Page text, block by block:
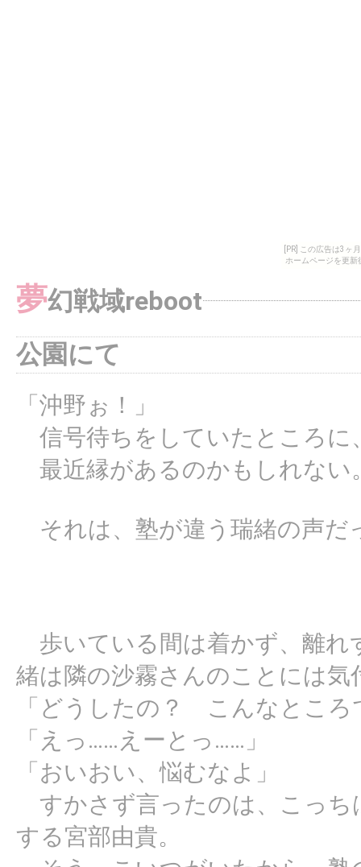
[PR] この広告は3ヶ
ホームページを更
夢幻戦域reboot
公園にて
「沖野ぉ！」
信号待ちをしていたところに
最近縁があるのかもしれない
それは、塾が違う瑞緒の声だ
歩いている間は着かず、離れ
緒は隣の沙霧さんのことには
「どうしたの？ こんなところ
「えっ……えーとっ……」
「おいおい、悩むなよ」
すかさず言ったのは、こっち
する宮部由貴。